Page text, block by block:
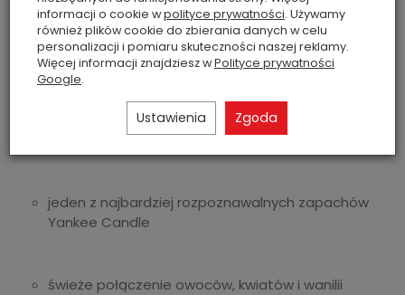
grupa zapachowa: Floral
Parametry zgodne z informacjami producenta.
Dlaczego warto wybrać Pink Sands
jeden z najbardziej rozpoznawalnych zapachów
Yankee Candle
świeże połączenie owoców, kwiatów i wanilii
informacji o cookie wpolityce prywatności. Używamy
również plików cookie do zbierania danych w celu
personalizacji i pomiaru skuteczności naszej reklamy.
Więcej informacji znajdziesz wPolityce prywatności
Google.
Ustawienia Zgoda